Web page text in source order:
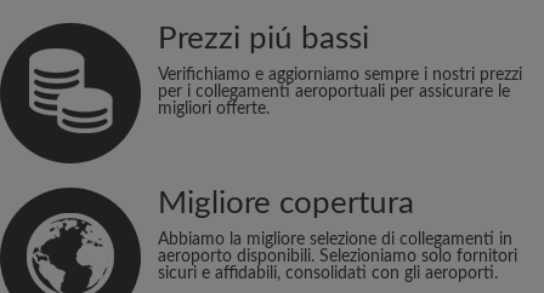
Prezzi piú bassi
Verifichiamo e aggiorniamo sempre i nostri prezzi
per i collegamenti aeroportuali per assicurare le
migliori offerte.
Migliore copertura
Abbiamo la migliore selezione di collegamenti in
aeroporto disponibili. Selezioniamo solo fornitori
sicuri e affidabili, consolidati con gli aeroporti.